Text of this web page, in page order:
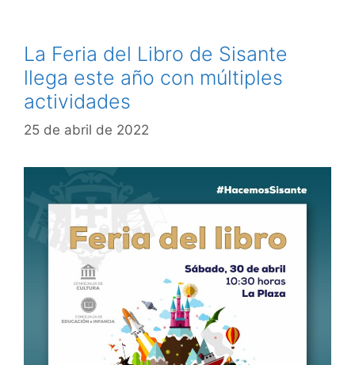
La Feria del Libro de Sisante
llega este año con múltiples
actividades
25 de abril de 2022